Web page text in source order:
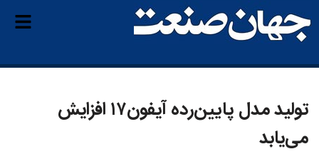
تولید مدل پایین‌رده آیفون۱۷ افزایش
می‌یابد